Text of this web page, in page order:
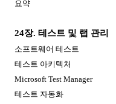
요약
24장. 테스트 및 랩 관리
소프트웨어 테스트
테스트 아키텍처
Microsoft Test Manager
테스트 자동화